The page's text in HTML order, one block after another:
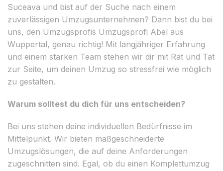
Suceava und bist auf der Suche nach einem
zuverlässigen Umzugsunternehmen? Dann bist du bei
uns, den Umzugsprofis Umzugsprofi Abel aus
Wuppertal, genau richtig! Mit langjähriger Erfahrung
und einem starken Team stehen wir dir mit Rat und Tat
zur Seite, um deinen Umzug so stressfrei wie möglich
zu gestalten.
Warum solltest du dich für uns entscheiden?
Bei uns stehen deine individuellen Bedürfnisse im
Mittelpunkt. Wir bieten maßgeschneiderte
Umzugslösungen, die auf deine Anforderungen
zugeschnitten sind. Egal, ob du einen Komplettumzug